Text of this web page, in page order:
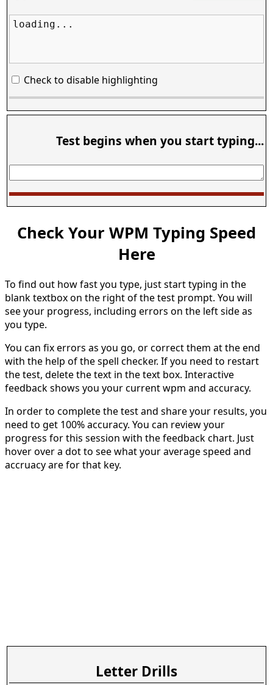
loading...
Check to disable highlighting
Test begins when you start typing...
Check Your WPM Typing Speed
Here
To find out how fast you type, just start typing in the
blank textbox on the right of the test prompt. You will
see your progress, including errors on the left side as
you type.
You can fix errors as you go, or correct them at the end
with the help of the spell checker. If you need to restart
the test, delete the text in the text box. Interactive
feedback shows you your current wpm and accuracy.
In order to complete the test and share your results, you
need to get 100% accuracy. You can review your
progress for this session with the feedback chart. Just
hover over a dot to see what your average speed and
accruacy are for that key.
Letter Drills